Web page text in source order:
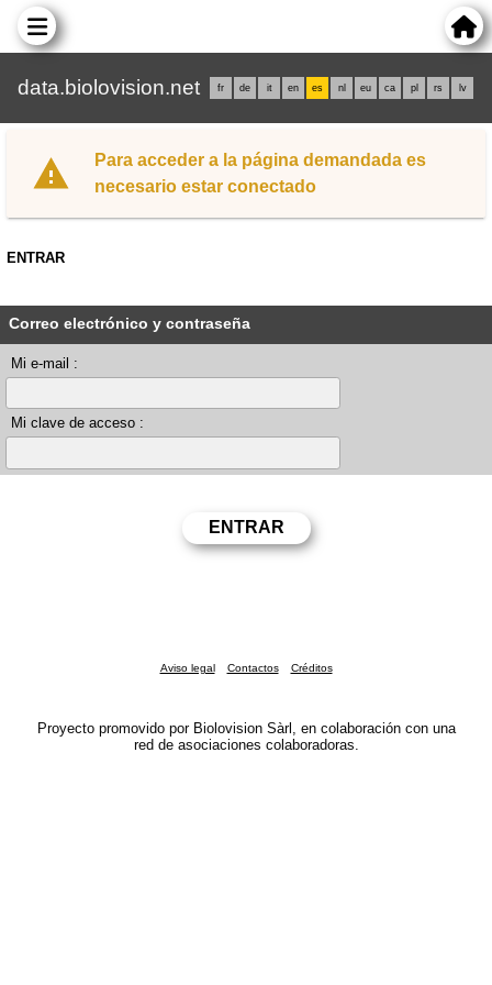
data.biolovision.net fr de it en es nl eu ca pl rs lv
Para acceder a la página demandada es
necesario estar conectado
ENTRAR
Correo electrónico y contraseña
Mi e-mail :
Mi clave de acceso :
Aviso legal Contactos Créditos
Proyecto promovido por Biolovision Sàrl, en colaboración con una
red de asociaciones colaboradoras.